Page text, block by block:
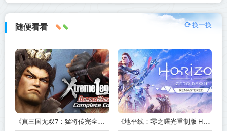
随便看看 换一换
《真三国无双7：猛将传完全版 DYNASTY WARRIORS 7: Xtreme Legends Complete Edition》Build.3602035-免安装中文版【PC/手机双端】丨中文版 《地平线：零之曙光重制版 Horizon Zero Dawn Remastered》v1.5.89.0-送修改器丨中文版网盘下载